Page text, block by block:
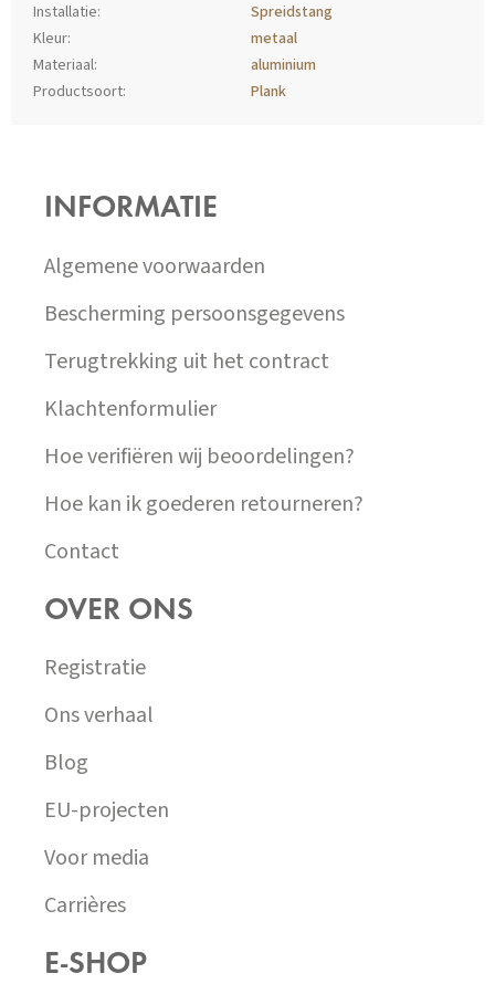
Installatie:
Spreidstang
Kleur:
metaal
Materiaal:
aluminium
Productsoort:
Plank
INFORMATIE
Algemene voorwaarden
Bescherming persoonsgegevens
Terugtrekking uit het contract
Klachtenformulier
Hoe verifiëren wij beoordelingen?
Hoe kan ik goederen retourneren?
Contact
OVER ONS
Registratie
Ons verhaal
Blog
EU-projecten
Voor media
Carrières
E-SHOP